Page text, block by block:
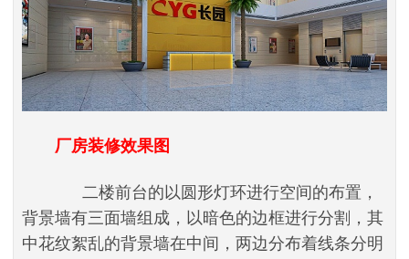
厂房装修效果图
二楼前台的以圆形灯环进行空间的布置，
背景墙有三面墙组成，以暗色的边框进行分割，其
中花纹絮乱的背景墙在中间，两边分布着线条分明